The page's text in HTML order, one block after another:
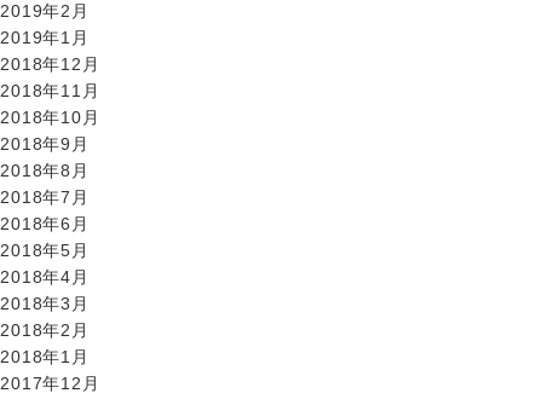
2019年2月
2019年1月
2018年12月
2018年11月
2018年10月
2018年9月
2018年8月
2018年7月
2018年6月
2018年5月
2018年4月
2018年3月
2018年2月
2018年1月
2017年12月